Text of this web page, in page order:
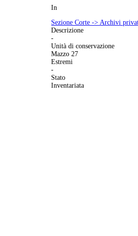
In
Sezione Corte -> Archivi
Descrizione
-
Unità di conservazione
Mazzo 27
Estremi
-
Stato
Inventariata